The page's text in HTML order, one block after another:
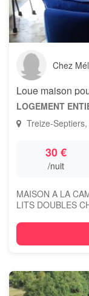
Chez
Loue maison
LOGEMENT
Treize-
30 €
/nuit
MAISON A LA
LITS DOUBLES